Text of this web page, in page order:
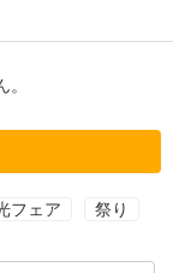
フェア 祭り